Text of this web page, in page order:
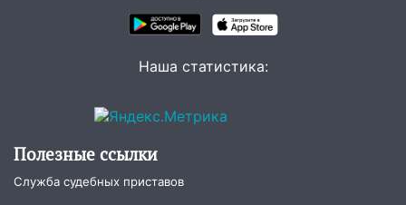
Соцсети: на проспекте Тюленева
жительницу Ульяновской области
19:14 Житель Ульяновской области
Наша статистика:
Полезные ссылки
Служба судебных приставов